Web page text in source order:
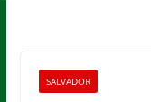
SALVADOR